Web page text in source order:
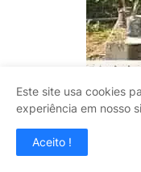
Este site usa cookies
experiência em nosso
Aceito !